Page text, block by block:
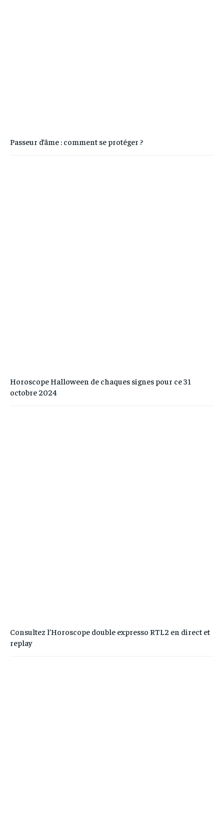
Passeur d’âme : comment se protéger ?
Horoscope Halloween de chaques signes pour ce 31
octobre 2024
Consultez l’Horoscope double expresso RTL2 en direct et
replay